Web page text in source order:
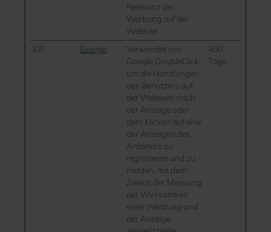
Relevanz der
Werbung auf der
Website.
IDE Google
Verwendet von
Google DoubleClick,
um die Handlungen
des Benutzers auf
der Webseite nach
der Anzeige oder
dem Klicken auf eine
der Anzeigen des
Anbieters zu
registrieren und zu
melden, mit dem
Zweck der Messung
der Wirksamkeit
einer Werbung und
der Anzeige
400
Tage